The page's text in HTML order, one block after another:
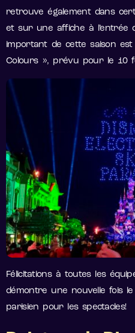
retrouve également dans
et sur une affiche à l’entrée
important de cette saison est
Colours », prévu pour le 10
Félicitations à toutes les
démontre une nouvelle fois
parisien pour les spectacles!